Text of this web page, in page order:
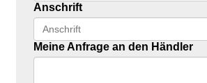
Anschrift
Meine Anfrage an den Händler